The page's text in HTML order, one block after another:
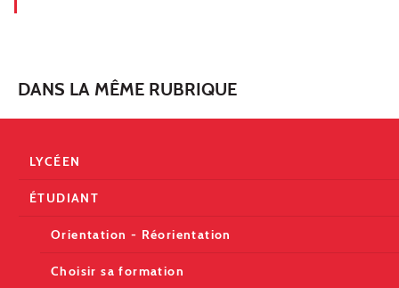
DANS LA MÊME RUBRIQUE
LYCÉEN
ÉTUDIANT
Orientation - Réorientation
Choisir sa formation